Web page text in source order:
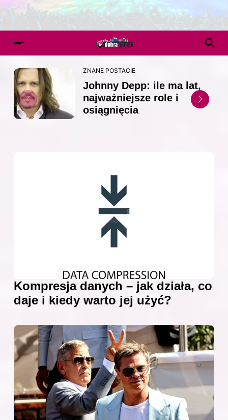
ZNANE POSTACIE
Johnny Depp: ile ma lat,
najważniejsze role i
osiągnięcia
Kompresja danych – jak działa, co
daje i kiedy warto jej użyć?